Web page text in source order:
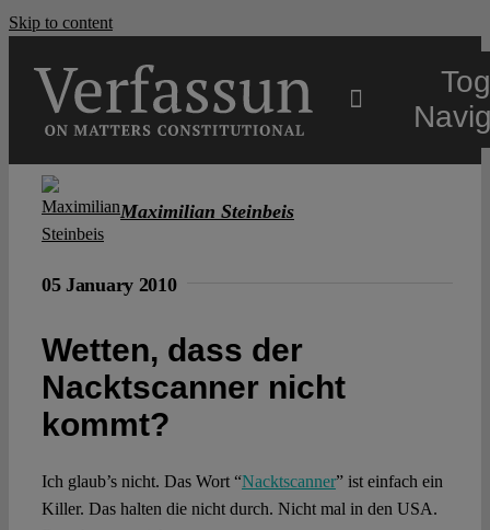
Skip to content
Open Access
Authors
Maximilian Steinbeis
05 January 2010
Wetten, dass der
Nacktscanner nicht
kommt?
Ich glaub’s nicht. Das Wort “Nacktscanner” ist einfach ein
Killer. Das halten die nicht durch. Nicht mal in den USA.